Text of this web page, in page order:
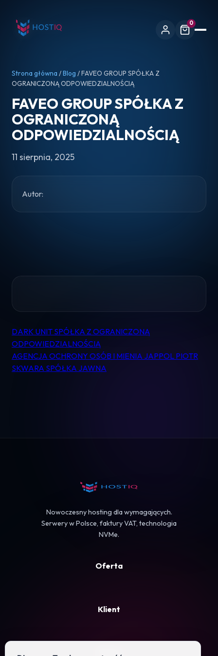
0
Pomoc
Kontakt
Strona główna /Blog / FAVEO GROUP SPÓŁKA Z
OGRANICZONĄ ODPOWIEDZIALNOŚCIĄ
FAVEO GROUP SPÓŁKA Z
OGRANICZONĄ
ODPOWIEDZIALNOŚCIĄ
11 sierpnia, 2025
Autor:
Nawigacja
wpisu
DARK UNIT SPÓŁKA Z OGRANICZONĄ
ODPOWIEDZIALNOŚCIĄ
AGENCJA OCHRONY OSÓB I MIENIA JAPPOL PIOTR
SKWARA SPÓŁKA JAWNA
Nowoczesny hosting dla wymagających.
Serwery w Polsce, faktury VAT, technologia
NVMe.
Oferta
Klient
Firma